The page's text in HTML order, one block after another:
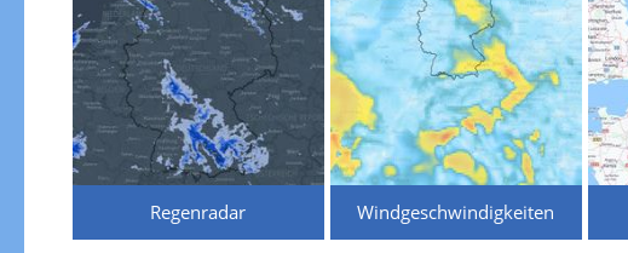
Regenradar Windgeschwindigkeiten